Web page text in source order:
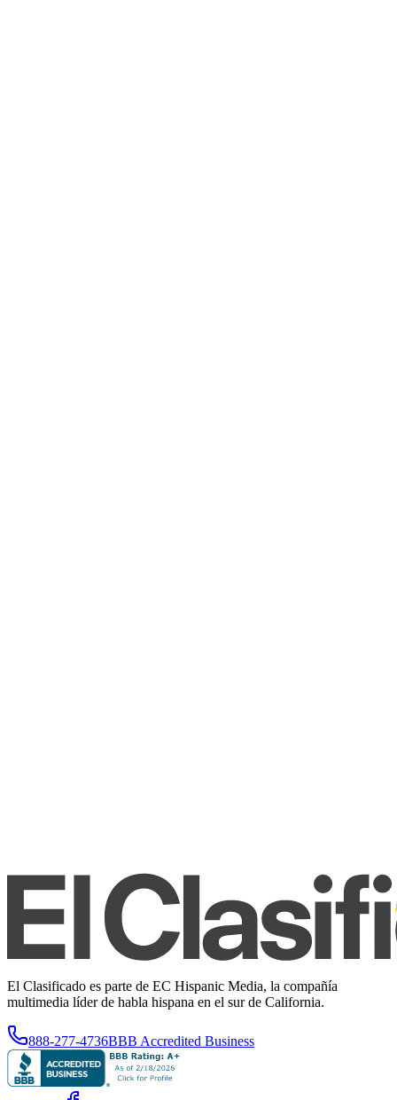
El Clasificado es parte de EC Hispanic Media, la compañía
multimedia líder de habla hispana en el sur de California.
888-277-4736BBB Accredited Business